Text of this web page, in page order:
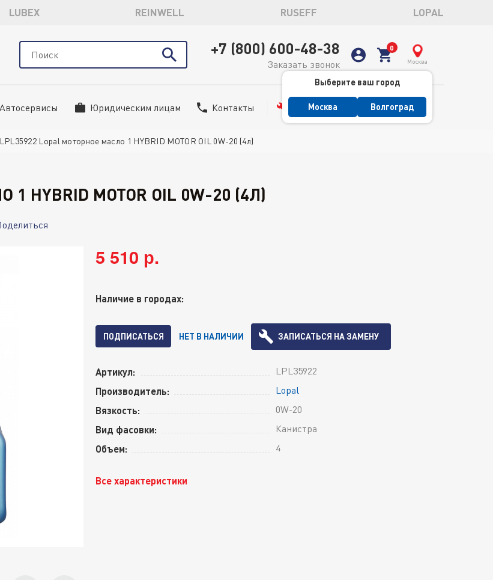
LUBEX REINWELL RUSEFF LOPAL
+7 (800) 600-48-38
Заказать звонок Москва
Выберите ваш город
Москва Волгоград
Автосервисы Юридическим лицам Контакты Сервис
LPL35922 Lopal моторное масло 1 HYBRID MOTOR OIL 0W-20 (4л)
HYBRID MOTOR OIL 0W-20 (4Л)
5 510 р.
Наличие в городах:
ПОДПИСАТЬСЯ НЕТ В НАЛИЧИИ ЗАПИСАТЬСЯ НА ЗАМЕНУ
Артикул: LPL35922
Производитель: Lopal
Вязкость: 0W-20
Вид фасовки: Канистра
Объем: 4
Все характеристики